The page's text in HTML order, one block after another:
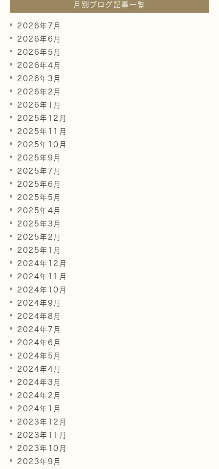
月別ブログ記事一覧
2026年7月
2026年6月
2026年5月
2026年4月
2026年3月
2026年2月
2026年1月
2025年12月
2025年11月
2025年10月
2025年9月
2025年7月
2025年6月
2025年5月
2025年4月
2025年3月
2025年2月
2025年1月
2024年12月
2024年11月
2024年10月
2024年9月
2024年8月
2024年7月
2024年6月
2024年5月
2024年4月
2024年3月
2024年2月
2024年1月
2023年12月
2023年11月
2023年10月
2023年9月